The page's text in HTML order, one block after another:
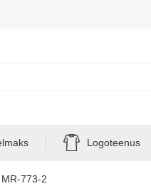
Logoteenus
773-2